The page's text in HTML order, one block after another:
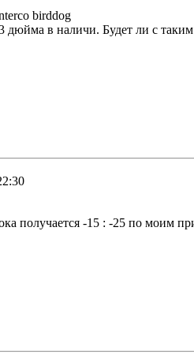
birddog
дюйма в наличи. Будет ли с
получается -15 : -25 по моим